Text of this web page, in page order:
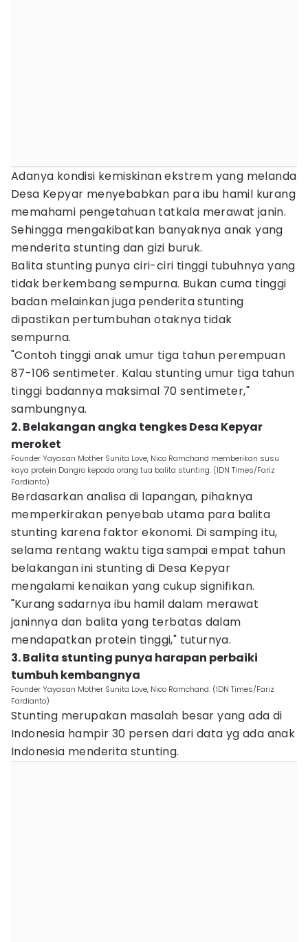
Adanya kondisi kemiskinan ekstrem yang melanda
Desa Kepyar menyebabkan para ibu hamil kurang
memahami pengetahuan tatkala merawat janin.
Sehingga mengakibatkan banyaknya anak yang
menderita stunting dan gizi buruk.
Balita stunting punya ciri-ciri tinggi tubuhnya yang
tidak berkembang sempurna. Bukan cuma tinggi
badan melainkan juga penderita stunting
dipastikan pertumbuhan otaknya tidak
sempurna.
"Contoh tinggi anak umur tiga tahun perempuan
87-106 sentimeter. Kalau stunting umur tiga tahun
tinggi badannya maksimal 70 sentimeter,"
sambungnya.
2. Belakangan angka tengkes Desa Kepyar
meroket
Founder Yayasan Mother Sunita Love, Nico Ramchand memberikan susu
kaya protein Dangro kepada orang tua balita stunting. (IDN Times/Fariz
Fardianto)
Berdasarkan analisa di lapangan, pihaknya
memperkirakan penyebab utama para balita
stunting karena faktor ekonomi. Di samping itu,
selama rentang waktu tiga sampai empat tahun
belakangan ini stunting di Desa Kepyar
mengalami kenaikan yang cukup signifikan.
"Kurang sadarnya ibu hamil dalam merawat
janinnya dan balita yang terbatas dalam
mendapatkan protein tinggi," tuturnya.
3. Balita stunting punya harapan perbaiki
tumbuh kembangnya
Founder Yayasan Mother Sunita Love, Nico Ramchand. (IDN Times/Fariz
Fardianto)
Stunting merupakan masalah besar yang ada di
Indonesia hampir 30 persen dari data yg ada anak
Indonesia menderita stunting.